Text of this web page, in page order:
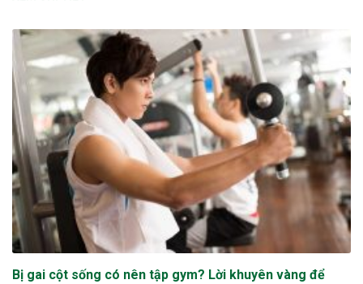
Bị gai cột sống có nên tập gym? Lời khuyên vàng để